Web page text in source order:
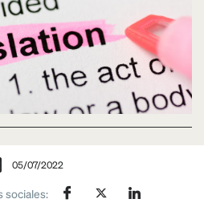
05/07/2022
sociales: